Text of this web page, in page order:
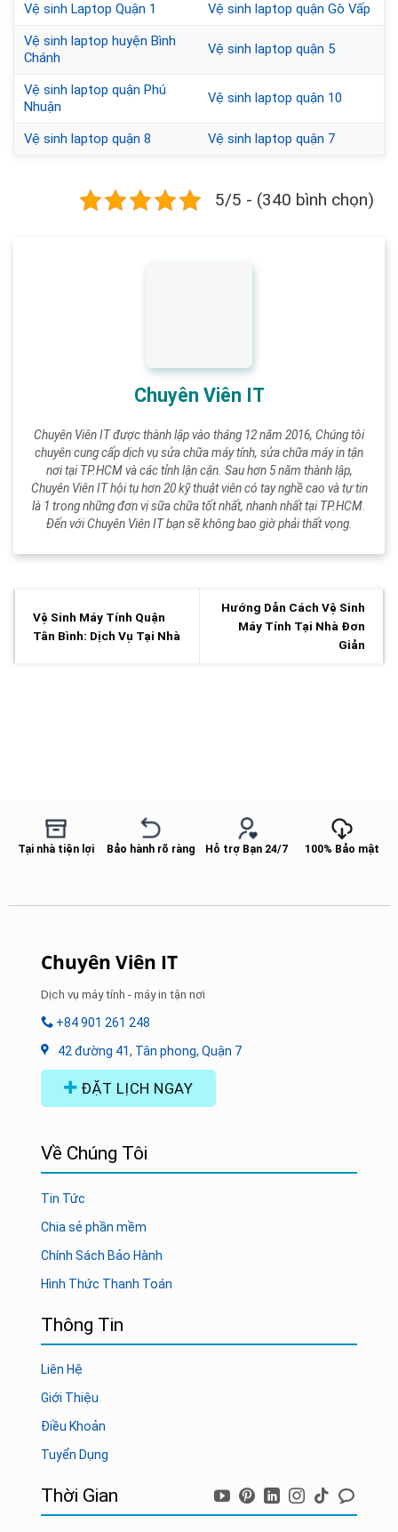
Vệ sinh Laptop Quận 1
Vệ sinh laptop quận Gò Vấp
Vệ sinh laptop huyện Bình
Chánh
Vệ sinh laptop quận 5
Vệ sinh laptop quận Phú
Nhuận
Vệ sinh laptop quận 10
Vệ sinh laptop quận 8 Vệ sinh laptop quận 7
5/5 - (340 bình chọn)
Chuyên Viên IT
Chuyên Viên IT được thành lập vào tháng 12 năm 2016, Chúng tôi
chuyên cung cấp dịch vụ sửa chữa máy tính, sửa chữa máy in tận
nơi tại TP.HCM và các tỉnh lận cận. Sau hơn 5 năm thành lập,
Chuyên Viên IT hội tụ hơn 20 kỹ thuật viên có tay nghề cao và tự tin
là 1 trong những đơn vị sữa chữa tốt nhất, nhanh nhất tại TP.HCM.
Đến với Chuyên Viên IT bạn sẽ không bao giờ phải thất vọng.
Vệ Sinh Máy Tính Quận
Tân Bình: Dịch Vụ Tại Nhà
Hướng Dẫn Cách Vệ Sinh
Máy Tính Tại Nhà Đơn
Giản
Tại nhà tiện lợi Bảo hành rõ ràng Hỗ trợ Bạn 24/7 100% Bảo mật
Chuyên Viên IT
Dịch vụ máy tính - máy in tận nơi
+84 901 261 248
42 đường 41, Tân phong, Quận 7
ĐẶT LỊCH NGAY
Về Chúng Tôi
Tin Tức
Chia sẻ phần mềm
Chính Sách Bảo Hành
Hình Thức Thanh Toán
Thông Tin
Liên Hệ
Giới Thiệu
Điều Khoản
Tuyển Dụng
Thời Gian